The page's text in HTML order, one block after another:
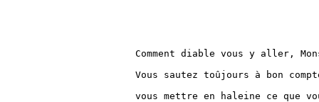
Comment diable vous y aller,
Vous sautez toûjours à bon
vous mettre en haleine ce que